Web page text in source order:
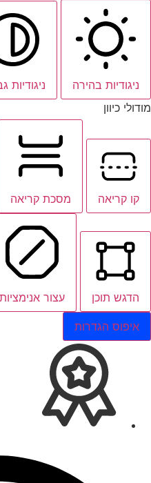
ניגודיות בהירה ניגודיות
מודולי כיוון
קו קריאה מסכת קריאה
הדגש תוכן עצור אנימציות
איפוס הגדרות